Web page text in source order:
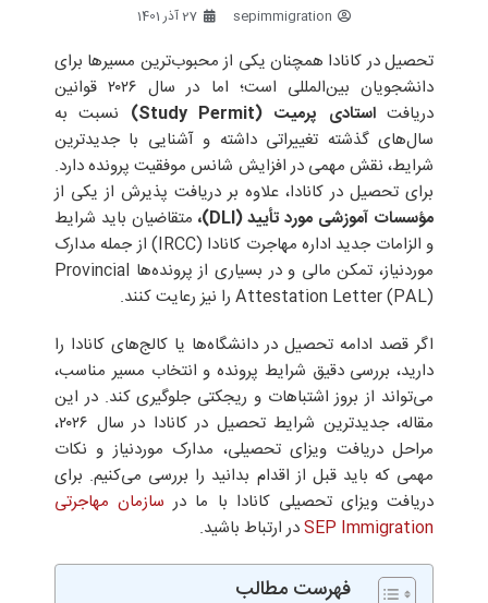
sepimmigration 27 آذر 1401
تحصیل در کانادا همچنان یکی از محبوب‌ترین مسیرها برای
دانشجویان بین‌المللی است؛ اما در سال ۲۰۲۶ قوانین
دریافتاستادی پرمیت (Study Permit)
نسبت به
سال‌های گذشته تغییراتی داشته و آشنایی با جدیدترین
شرایط، نقش مهمی در افزایش شانس موفقیت پرونده دارد.
برای تحصیل در کانادا، علاوه بر دریافت پذیرش از یکی از
مؤسسات آموزشی مورد تأیید (DLI)،
متقاضیان باید شرایط
و الزامات جدید اداره مهاجرت کانادا (IRCC) از جمله مدارک
موردنیاز، تمکن مالی و در بسیاری از پرونده‌ها Provincial
Attestation Letter (PAL) را نیز رعایت کنند.
اگر قصد ادامه تحصیل در دانشگاه‌ها یا کالج‌های کانادا را
دارید، بررسی دقیق شرایط پرونده و انتخاب مسیر مناسب،
می‌تواند از بروز اشتباهات و ریجکتی جلوگیری کند. در این
مقاله، جدیدترین شرایط تحصیل در کانادا در سال ۲۰۲۶،
مراحل دریافت ویزای تحصیلی، مدارک موردنیاز و نکات
مهمی که باید قبل از اقدام بدانید را بررسی می‌کنیم. برای
دریافت ویزای تحصیلی کانادا با ما در سازمان مهاجرتی
SEP Immigrationدر ارتباط باشید.
فهرست مطالب